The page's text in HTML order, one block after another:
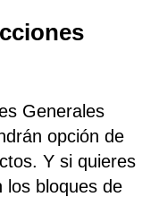
Generales
opción de
Y si quieres
los bloques de